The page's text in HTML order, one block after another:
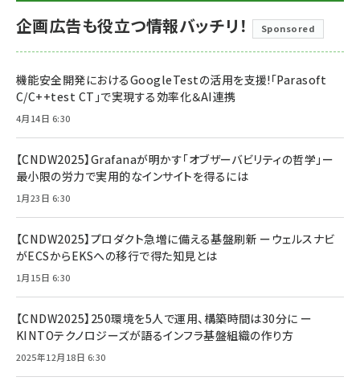
企画広告も役立つ情報バッチリ！ Sponsored
機能安全開発におけるGoogleTestの活用を支援!「Parasoft
C/C++test CT」で実現する効率化＆AI連携
4月14日 6:30
【CNDW2025】Grafanaが明かす「オブザーバビリティの哲学」ー
最小限の労力で実用的なインサイトを得るには
1月23日 6:30
【CNDW2025】プロダクト急増に備える基盤刷新 ーウェルスナビ
がECSからEKSへの移行で得た知見とは
1月15日 6:30
【CNDW2025】250環境を5人で運用、構築時間は30分に ー
KINTOテクノロジーズが語るインフラ基盤組織の作り方
2025年12月18日 6:30